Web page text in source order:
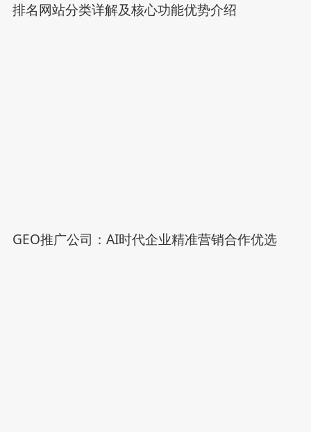
排名网站分类详解及核心功能优势介绍
GEO推广公司：AI时代企业精准营销合作优选